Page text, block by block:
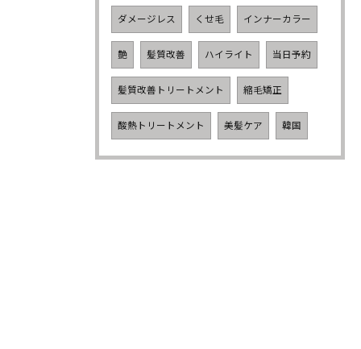
ダメージレス くせ毛 インナーカラー
艶 髪質改善 ハイライト 当日予約
髪質改善トリートメント 縮毛矯正
酸熱トリートメント 美髪ケア 韓国